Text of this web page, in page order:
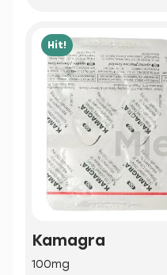
Hit!
Kamagra
100mg